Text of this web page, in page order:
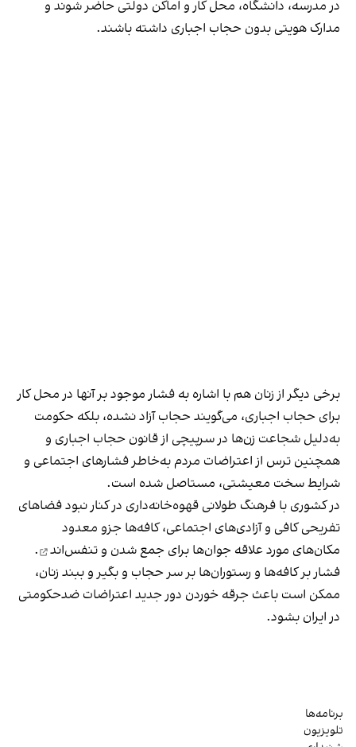
در مدرسه، دانشگاه، محل کار و اماکن دولتی حاضر شوند و
مدارک هویتی بدون حجاب اجباری داشته باشند.
برخی دیگر از زنان هم با اشاره به فشار موجود بر آنها در محل کار
برای حجاب اجباری، می‌گویند حجاب آزاد نشده، بلکه حکومت
به‌دلیل شجاعت زن‌ها در سرپیچی از قانون حجاب اجباری و
همچنین ترس از اعتراضات مردم به‌خاطر فشارهای اجتماعی و
شرایط سخت معیشتی، مستاصل شده است.
در کشوری با فرهنگ طولانی قهوه‌‌خانه‌داری در کنار نبود فضاهای
تفریحی کافی و آزادی‌های اجتماعی، کافه‌ها جزو معدود
مکان‌های مورد علاقه جوان‌ها برای جمع شدن و تنفس‌اند
.
فشار بر کافه‌ها و رستوران‌ها بر سر حجاب و بگیر و ببند زنان،
ممکن است باعث جرقه خوردن دور جدید اعتراضات ضدحکومتی
در ایران بشود.
برنامه‌ها
تلویزیون